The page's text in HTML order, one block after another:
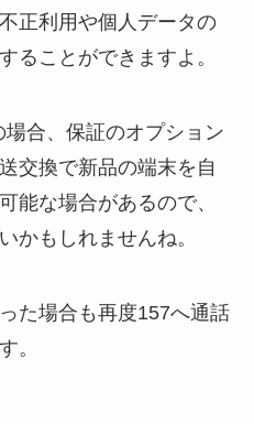
正利用や個人データの
ることができますよ。
合、保証のオプション
交換で新品の端末を自
能な場合があるので、
かもしれませんね。
た場合も再度157へ通話
。